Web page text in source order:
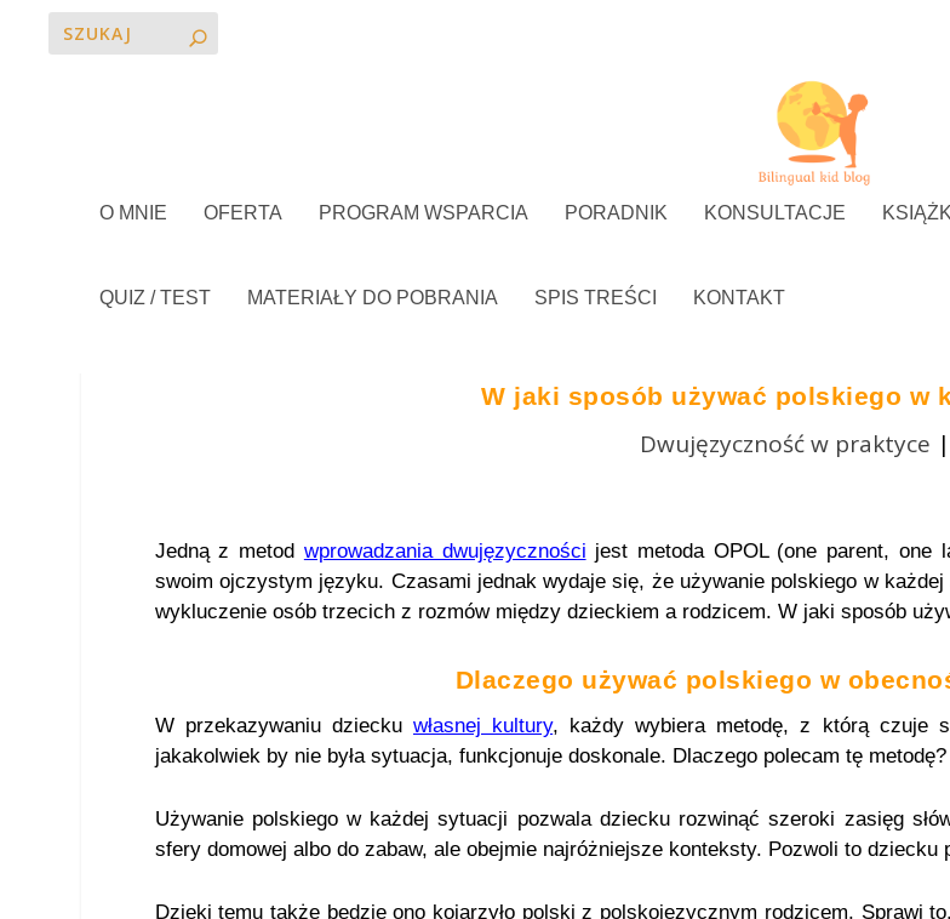
O MNIE OFERTA PROGRAM WSPARCIA PORADNIK KONSULTACJE
QUIZ / TEST MATERIAŁY DO POBRANIA SPIS TREŚCI KONTAKT
W jaki sposób używać polskiego w
Dwujęzyczność w praktyce |
Jedną z metod wprowadzania dwujęzyczności jest metoda OPOL (one parent, one
swoim ojczystym języku. Czasami jednak wydaje się, że używanie polskiego w
wykluczenie osób trzecich z rozmów między dzieckiem a rodzicem. W jaki sposób
Dlaczego używać polskiego w
W przekazywaniu dziecku własnej kultury, każdy wybiera metodę, z którą czuje
jakakolwiek by nie była sytuacja, funkcjonuje doskonale. Dlaczego polecam tę
Używanie polskiego w każdej sytuacji pozwala dziecku rozwinąć szeroki zasięg
sfery domowej albo do zabaw, ale obejmie najróżniejsze konteksty. Pozwoli to dziecku
Dzięki temu także będzie ono kojarzyło polski z polskojęzycznym rodzicem. Sprawi